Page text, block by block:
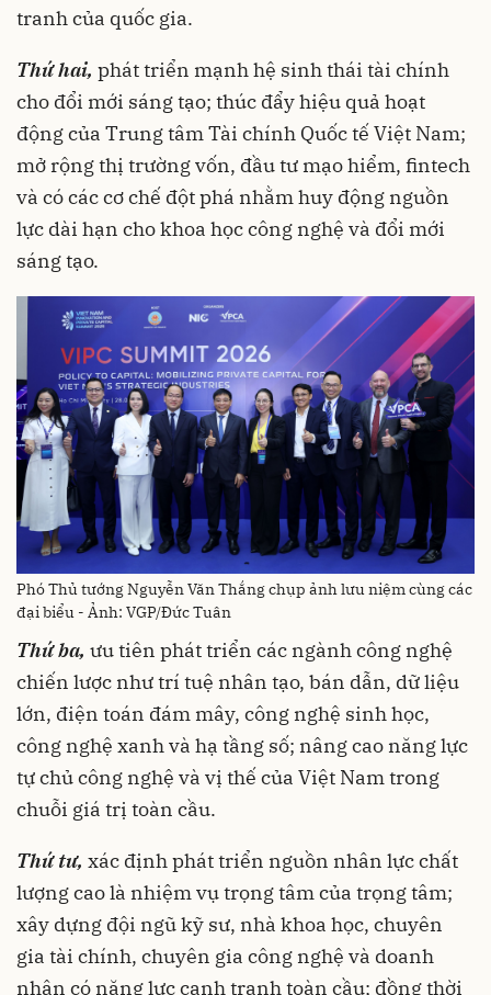
tranh của quốc gia.
Thứ hai, phát triển mạnh hệ sinh thái tài chính
cho đổi mới sáng tạo; thúc đẩy hiệu quả hoạt
động của Trung tâm Tài chính Quốc tế Việt Nam;
mở rộng thị trường vốn, đầu tư mạo hiểm, fintech
và có các cơ chế đột phá nhằm huy động nguồn
lực dài hạn cho khoa học công nghệ và đổi mới
sáng tạo.
Phó Thủ tướng Nguyễn Văn Thắng chụp ảnh lưu niệm cùng các
đại biểu - Ảnh: VGP/Đức Tuân
Thứ ba, ưu tiên phát triển các ngành công nghệ
chiến lược như trí tuệ nhân tạo, bán dẫn, dữ liệu
lớn, điện toán đám mây, công nghệ sinh học,
công nghệ xanh và hạ tầng số; nâng cao năng lực
tự chủ công nghệ và vị thế của Việt Nam trong
chuỗi giá trị toàn cầu.
Thứ tư, xác định phát triển nguồn nhân lực chất
lượng cao là nhiệm vụ trọng tâm của trọng tâm;
xây dựng đội ngũ kỹ sư, nhà khoa học, chuyên
gia tài chính, chuyên gia công nghệ và doanh
nhân có năng lực cạnh tranh toàn cầu; đồng thời